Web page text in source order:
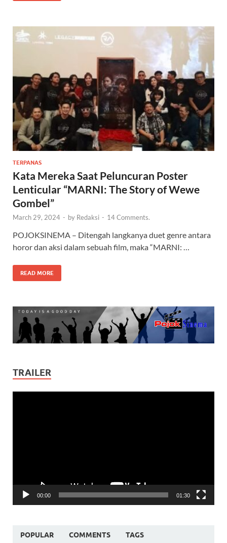
TERPANAS
Kata Mereka Saat Peluncuran Poster
Lenticular “MARNI: The Story of Wewe
Gombel”
March 29, 2024 - by Redaksi - 14 Comments.
POJOKSINEMA – Ditengah langkanya duet genre antara
horor dan aksi dalam sebuah film, maka “MARNI: …
READ MORE
TRAILER
00:00 01:30
POPULAR COMMENTS TAGS